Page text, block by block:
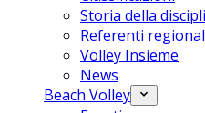
Storia della
Referenti
Volley Insieme
News
Beach Volley